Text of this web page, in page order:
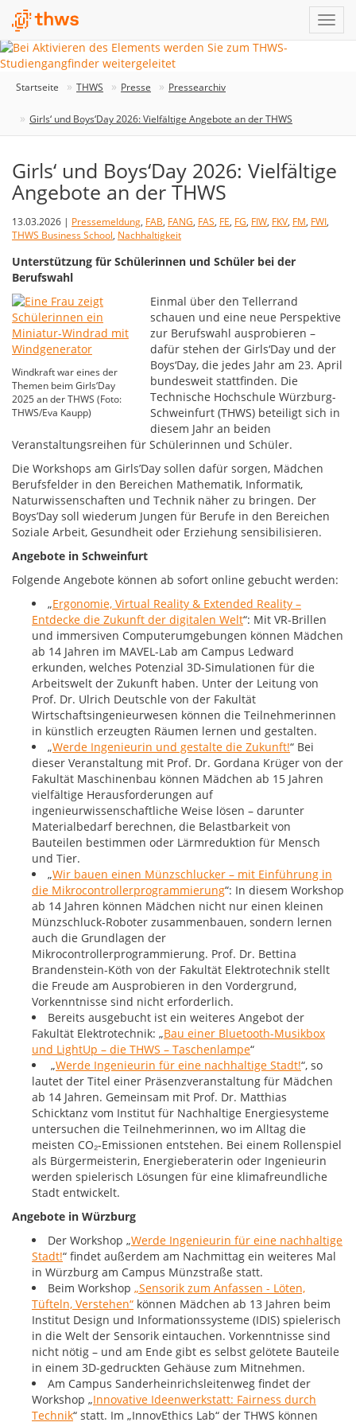
Startseite THWS Presse Pressearchiv
Girls‘ und Boys‘Day 2026: Vielfältige Angebote an der THWS
Girls‘ und Boys‘Day 2026: Vielfältige
Angebote an der THWS
13.03.2026 | Pressemeldung, FAB, FANG, FAS, FE, FG, FIW, FKV, FM, FWI,
THWS Business School, Nachhaltigkeit
Unterstützung für Schülerinnen und Schüler bei der
Berufswahl
Windkraft war eines der
Themen beim Girls‘Day
2025 an der THWS (Foto:
THWS/Eva Kaupp)
Einmal über den Tellerrand
schauen und eine neue Perspektive
zur Berufswahl ausprobieren –
dafür stehen der Girls‘Day und der
Boys‘Day, die jedes Jahr am 23. April
bundesweit stattfinden. Die
Technische Hochschule Würzburg-
Schweinfurt (THWS) beteiligt sich in
diesem Jahr an beiden
Veranstaltungsreihen für Schülerinnen und Schüler.
Die Workshops am Girls’Day sollen dafür sorgen, Mädchen
Berufsfelder in den Bereichen Mathematik, Informatik,
Naturwissenschaften und Technik näher zu bringen. Der
Boys’Day soll wiederum Jungen für Berufe in den Bereichen
Soziale Arbeit, Gesundheit oder Erziehung sensibilisieren.
Angebote in Schweinfurt
Folgende Angebote können ab sofort online gebucht werden:
„Ergonomie, Virtual Reality & Extended Reality –
Entdecke die Zukunft der digitalen Welt“: Mit VR-Brillen
und immersiven Computerumgebungen können Mädchen
ab 14 Jahren im MAVEL-Lab am Campus Ledward
erkunden, welches Potenzial 3D-Simulationen für die
Arbeitswelt der Zukunft haben. Unter der Leitung von
Prof. Dr. Ulrich Deutschle von der Fakultät
Wirtschaftsingenieurwesen können die Teilnehmerinnen
in künstlich erzeugten Räumen lernen und gestalten.
„Werde Ingenieurin und gestalte die Zukunft!“ Bei
dieser Veranstaltung mit Prof. Dr. Gordana Krüger von der
Fakultät Maschinenbau können Mädchen ab 15 Jahren
vielfältige Herausforderungen auf
ingenieurwissenschaftliche Weise lösen – darunter
Materialbedarf berechnen, die Belastbarkeit von
Bauteilen bestimmen oder Lärmreduktion für Mensch
und Tier.
„Wir bauen einen Münzschlucker – mit Einführung in
die Mikrocontrollerprogrammierung“: In diesem Workshop
ab 14 Jahren können Mädchen nicht nur einen kleinen
Münzschluck-Roboter zusammenbauen, sondern lernen
auch die Grundlagen der
Mikrocontrollerprogrammierung. Prof. Dr. Bettina
Brandenstein-Köth von der Fakultät Elektrotechnik stellt
die Freude am Ausprobieren in den Vordergrund,
Vorkenntnisse sind nicht erforderlich.
Bereits ausgebucht ist ein weiteres Angebot der
Fakultät Elektrotechnik: „Bau einer Bluetooth-Musikbox
und LightUp – die THWS – Taschenlampe“
„Werde Ingenieurin für eine nachhaltige Stadt!“, so
lautet der Titel einer Präsenzveranstaltung für Mädchen
ab 14 Jahren. Gemeinsam mit Prof. Dr. Matthias
Schicktanz vom Institut für Nachhaltige Energiesysteme
untersuchen die Teilnehmerinnen, wo im Alltag die
meisten CO₂-Emissionen entstehen. Bei einem Rollenspiel
als Bürgermeisterin, Energieberaterin oder Ingenieurin
werden spielerisch Lösungen für eine klimafreundliche
Stadt entwickelt.
Angebote in Würzburg
Der Workshop „Werde Ingenieurin für eine nachhaltige
Stadt!“ findet außerdem am Nachmittag ein weiteres Mal
in Würzburg am Campus Münzstraße statt.
Beim Workshop „Sensorik zum Anfassen - Löten,
Tüfteln, Verstehen“ können Mädchen ab 13 Jahren beim
Institut Design und Informationssysteme (IDIS) spielerisch
in die Welt der Sensorik eintauchen. Vorkenntnisse sind
nicht nötig – und am Ende gibt es selbst gelötete Bauteile
in einem 3D-gedruckten Gehäuse zum Mitnehmen.
Am Campus Sanderheinrichsleitenweg findet der
Workshop „Innovative Ideenwerkstatt: Fairness durch
Technik“ statt. Im „InnovEthics Lab“ der THWS können